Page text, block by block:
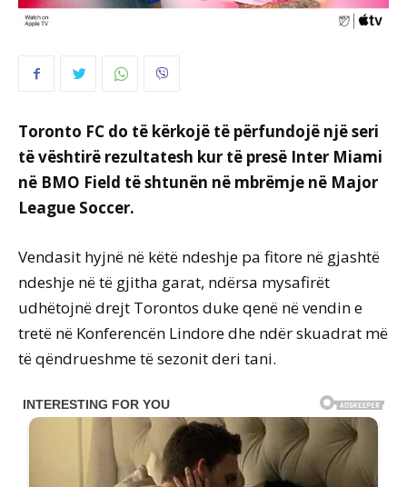
Toronto FC do të kërkojë të përfundojë një seri
të vështirë rezultatesh kur të presë Inter Miami
në BMO Field të shtunën në mbrëmje në Major
League Soccer.
Vendasit hyjnë në këtë ndeshje pa fitore në gjashtë
ndeshje në të gjitha garat, ndërsa mysafirët
udhëtojnë drejt Torontos duke qenë në vendin e
tretë në Konferencën Lindore dhe ndër skuadrat më
të qëndrueshme të sezonit deri tani.